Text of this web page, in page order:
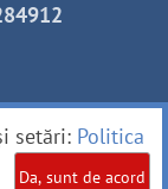
setări: Politica
Da, sunt de acord